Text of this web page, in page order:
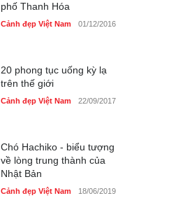
phố Thanh Hóa
Cảnh đẹp Việt Nam 01/12/2016
20 phong tục uống kỳ lạ
trên thế giới
Cảnh đẹp Việt Nam 22/09/2017
Chó Hachiko - biểu tượng
về lòng trung thành của
Nhật Bản
Cảnh đẹp Việt Nam 18/06/2019